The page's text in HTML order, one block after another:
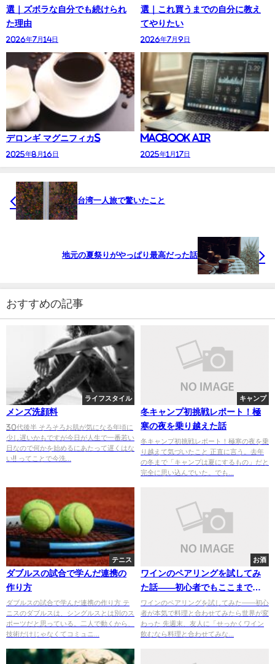
選｜ズボラな自分でも続けられ
た理由
2026年7月14日
選｜これ買うまでの自分に教え
てやりたい
2026年7月9日
デロンギ マグニフィカS
2025年8月16日
MacBook Air
2025年1月17日
台湾一人旅で驚いたこと
地元の夏祭りがやっぱり最高だった話
おすすめの記事
ライフスタイル
メンズ洗顔料
30代後半 そろそろお肌が気になる年頃に
少し遅いかもですが今日が人生で一番若い
日なので何かを始めるにあたって遅くはな
い!! ってことで今洗...
キャンプ
冬キャンプ初挑戦レポート！極
寒の夜を乗り越えた話
冬キャンプ初挑戦レポート！極寒の夜を乗
り越えて気づいたこと 正直に言う。去年
の冬まで「キャンプは夏にするもの」だと
完全に思い込んでいた。でも...
テニス
ダブルスの試合で学んだ連携の
作り方
ダブルスの試合で学んだ連携の作り方 テ
ニスのダブルスは、シングルスとは別のス
ポーツだと思っている。二人で動くから、
技術だけじゃなくてコミュニ...
お酒
ワインのペアリングを試してみ
た話——初心者でもここまで楽
しめるとは思わなかった
ワインのペアリングを試してみた——初心
者が本気で料理と合わせてみたら世界が変
わった 先週末、友人に「せっかくワイン
飲むなら料理と合わせてみな...